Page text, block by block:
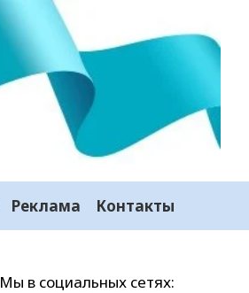
Реклама Контакты
Мы в социальных сетях: